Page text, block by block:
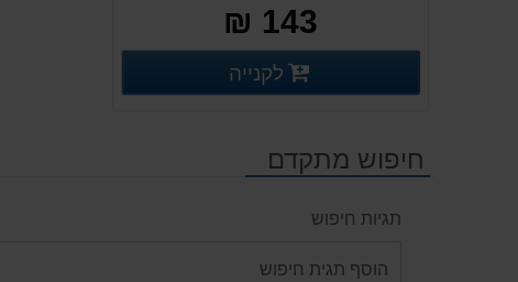
143 ₪
פרטים נוספים
לקנייה
חיפוש מתקדם
תגיות חיפוש